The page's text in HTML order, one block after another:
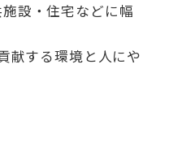
設・住宅などに幅
献する環境と人にや